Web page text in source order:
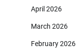
April 2026
March 2026
February 2026